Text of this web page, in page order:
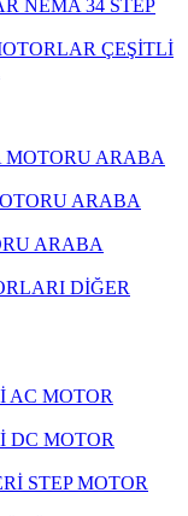
NEMA 34 STEP
ÇEŞİTLİ
ARABA
ARABA
ARABA
DİĞER
AC MOTOR
DC MOTOR
STEP MOTOR